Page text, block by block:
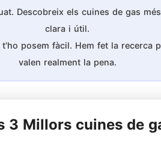
Descobreix els cuines de gas
clara i útil.
posem fàcil. Hem fet la recerca
valen realment la pena.
3 Millors cuines de